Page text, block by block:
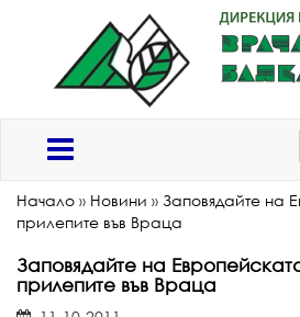
Начало » Новини » Заповядайте на
прилепите във Враца
Заповядайте на
прилепите във Враца